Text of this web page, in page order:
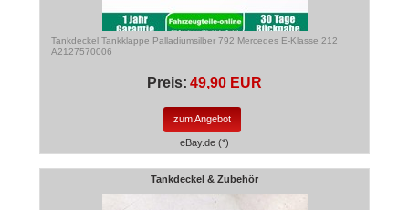
Tankdeckel Tankklappe Palladiumsilber 792 Mercedes E-Klasse 212
A2127570006
Preis: 49,90 EUR
zum Angebot
eBay.de (*)
Tankdeckel & Zubehör